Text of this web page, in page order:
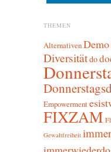
THEMEN
AlternativenDemo
Diversitätdo
Empowerment
FIXZAM
Gewaltfreiheit